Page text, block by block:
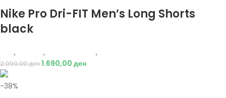
Nike Pro Dri-FIT Men’s Long Shorts
black
, , ,
2.090,00ден1.690,00 ден
-38%